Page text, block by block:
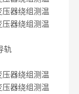
轨